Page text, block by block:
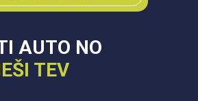
AUTO NO
TEV